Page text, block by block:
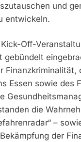
und
entwickeln.
Off-
gebündelt
Essen sowie
die
–
der